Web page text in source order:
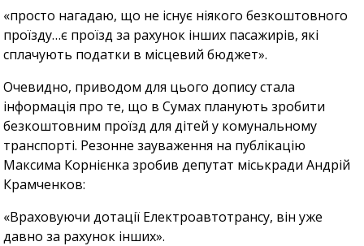
«просто нагадаю, що не існує ніякого безкоштовного
проїзду…є проїзд за рахунок інших пасажирів, які
сплачують податки в місцевий бюджет».
Очевидно, приводом для цього допису стала
інформація про те, що в Сумах планують зробити
безкоштовним проїзд для дітей у комунальному
транспорті. Резонне зауваження на публікацію
Максима Корнієнка зробив депутат міськради Андрій
Крамченков:
«Враховуючи дотації Електроавтотрансу, він уже
давно за рахунок інших».